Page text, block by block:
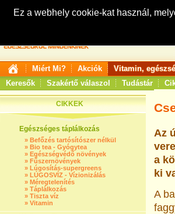
Ez a webhely cookie-kat használ,
Miért Mi? Akciók Vitamin,
Keresők
Szakértő válaszol Tudástár
CIKKEK
Egészséges táplálkozás
» Befőzés tartósítószer nélkül
» Bio tea - Gyógytea
» Egészségvédő növények
» Fűszernövények
» Lúgosítás-supergreens
» LÚGOSVÍZ - Vízionizálás
» Méregtelenítés
» Táplálkozás
» Tiszta víz
» Vitamin
Az
a
ki
A